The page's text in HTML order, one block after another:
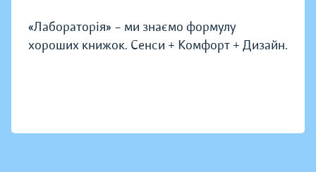
«Лабораторія» – ми знаємо формулу
хороших книжок. Сенси + Комфорт + Дизайн.